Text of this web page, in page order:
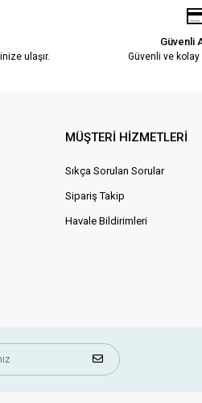
ulaşır.
Güvenli
Güvenli ve
MÜŞTERİ HİZMETLERİ
Sıkça Sorulan Sorular
Sipariş Takip
Havale Bildirimleri